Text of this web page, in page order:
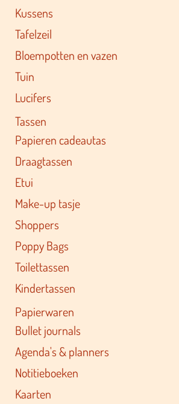
Kussens
Tafelzeil
Bloempotten en vazen
Tuin
Lucifers
Tassen
Papieren cadeautas
Draagtassen
Etui
Make-up tasje
Shoppers
Poppy Bags
Toilettassen
Kindertassen
Papierwaren
Bullet journals
Agenda's & planners
Notitieboeken
Kaarten